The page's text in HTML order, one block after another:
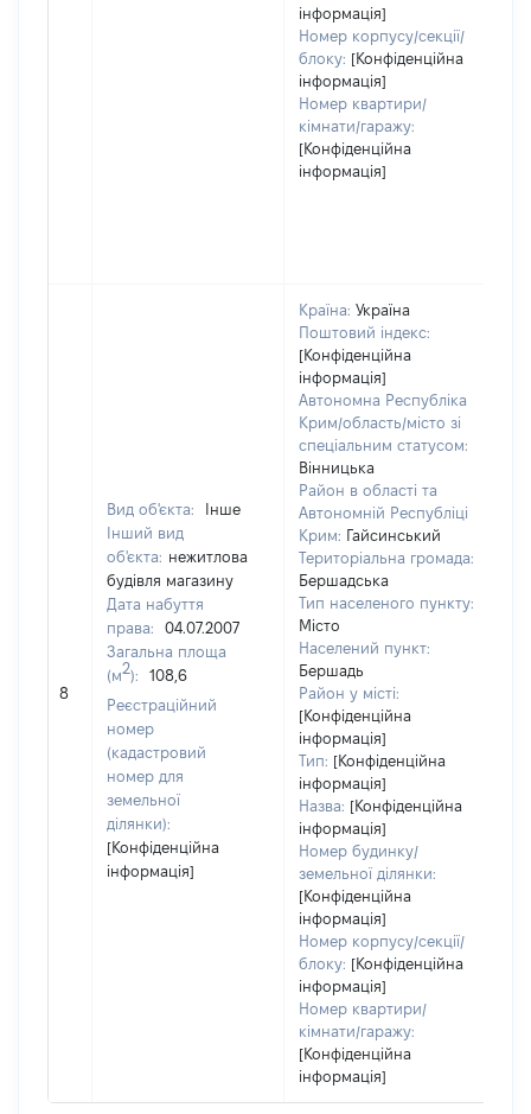
інформація]
Номер корпусу/секції/
блоку: [Конфіденційна
інформація]
Номер квартири/
кімнати/гаражу:
[Конфіденційна
інформація]
8
Вид об'єкта:
Інше
Інший вид
об'єкта: нежитлова
будівля магазину
Дата набуття
права:
04.07.2007
Загальна площа
(м2):
108,6
Реєстраційний
номер
(кадастровий
номер для
земельної
ділянки):
[Конфіденційна
інформація]
Країна: Україна
Поштовий індекс:
[Конфіденційна
інформація]
Автономна Республіка
Крим/область/місто зі
спеціальним статусом:
Вінницька
Район в області та
Автономній Республіці
Крим: Гайсинський
Територіальна громада:
Бершадська
Тип населеного пункту:
Місто
Населений пункт:
Бершадь
Район у місті:
[Конфіденційна
інформація]
Тип: [Конфіденційна
інформація]
Назва: [Конфіденційна
інформація]
Номер будинку/
земельної ділянки:
[Конфіденційна
інформація]
Номер корпусу/секції/
блоку: [Конфіденційна
інформація]
Номер квартири/
кімнати/гаражу:
[Конфіденційна
інформація]